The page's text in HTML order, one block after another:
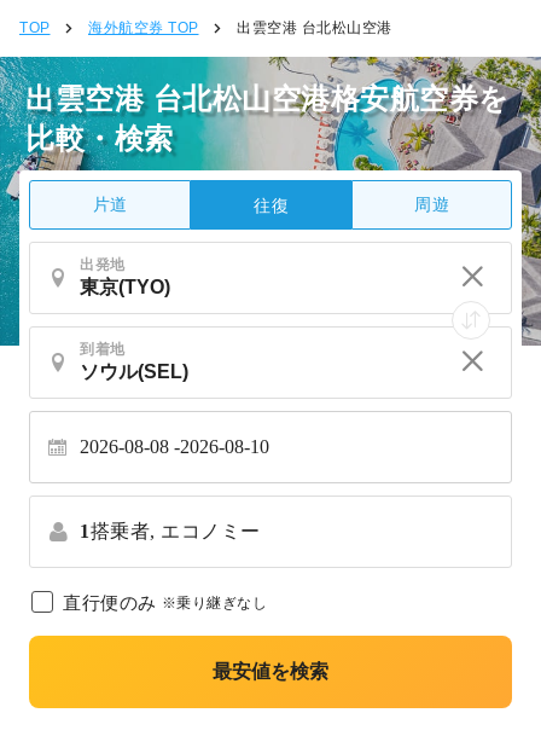
TOP 海外航空券 TOP 出雲空港 台北松山空港
出雲空港 台北松山空港格安航空券を
比較・検索
片道 往復 周遊
出発地
到着地
2026-08-08 2026-08-10
1搭乗者, エコノミー
直行便のみ ※乗り継ぎなし
最安値を検索